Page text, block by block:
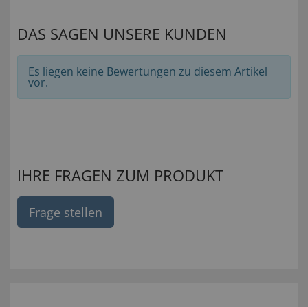
DAS SAGEN UNSERE KUNDEN
Es liegen keine Bewertungen zu diesem Artikel
vor.
IHRE FRAGEN ZUM PRODUKT
Frage stellen